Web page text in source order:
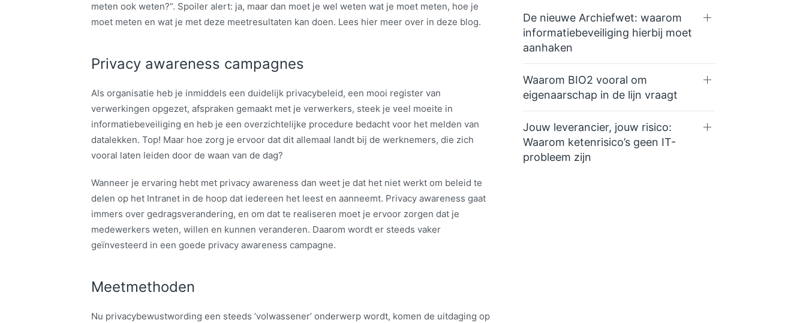
meten ook weten?”. Spoiler alert: ja, maar dan moet je wel weten wat je moet meten, hoe je
moet meten en wat je met deze meetresultaten kan doen. Lees hier meer over in deze blog.
Privacy awareness campagnes
Als organisatie heb je inmiddels een duidelijk privacybeleid, een mooi register van
verwerkingen opgezet, afspraken gemaakt met je verwerkers, steek je veel moeite in
informatiebeveiliging en heb je een overzichtelijke procedure bedacht voor het melden van
datalekken. Top! Maar hoe zorg je ervoor dat dit allemaal landt bij de werknemers, die zich
vooral laten leiden door de waan van de dag?
Wanneer je ervaring hebt met privacy awareness dan weet je dat het niet werkt om beleid te
delen op het Intranet in de hoop dat iedereen het leest en aanneemt. Privacy awareness gaat
immers over gedragsverandering, en om dat te realiseren moet je ervoor zorgen dat je
medewerkers weten, willen en kunnen veranderen. Daarom wordt er steeds vaker
geïnvesteerd in een goede privacy awareness campagne.
Meetmethoden
Nu privacybewustwording een steeds ‘volwassener’ onderwerp wordt, komen de uitdaging op
De nieuwe Archiefwet: waarom
informatiebeveiliging hierbij moet
aanhaken
Waarom BIO2 vooral om
eigenaarschap in de lijn vraagt
Jouw leverancier, jouw risico:
Waarom ketenrisico’s geen IT-
probleem zijn